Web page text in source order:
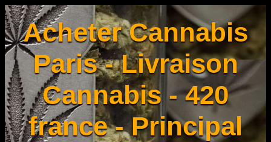
Acheter Cannabis
Paris - Livraison
Cannabis - 420
france - Principal